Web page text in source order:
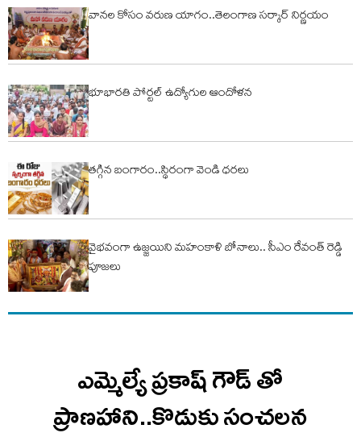
వానల కోసం వరుణ యాగం..తెలంగాణ సర్కార్ నిర్ణయం
భూభారతి పోర్టల్ ఉద్యోగుల ఆందోళన
తగ్గిన బంగారం..స్థిరంగా వెండి ధరలు
వైభవంగా ఉజ్జయిని మహంకాళి బోనాలు.. సీఎం రేవంత్ రెడ్డి
పూజలు
ఎమ్మెల్యే ప్రకాష్ గౌడ్ తో
ప్రాణహాని..కొడుకు సంచలన